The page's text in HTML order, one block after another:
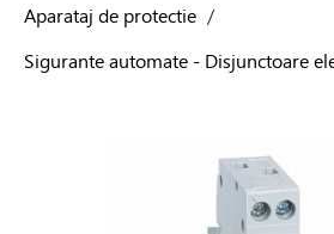
Aparataj de protectie /
Sigurante automate - Disjunctoare